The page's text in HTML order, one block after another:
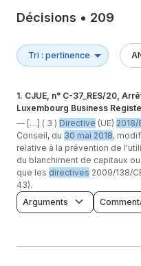
Décisions • 209
1. CJUE, n° C-37_RES/20,
Luxembourg Business
— […] ( 3 ) Directive (UE) 2018/
Conseil, du 30 mai 2018,
relative à la prévention de
du blanchiment de capitaux
que les directives 2009/138/
43).
Arguments